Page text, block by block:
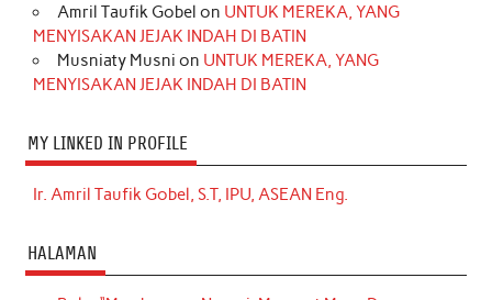
Amril Taufik Gobel on UNTUK MEREKA, YANG
MENYISAKAN JEJAK INDAH DI BATIN
Musniaty Musni on UNTUK MEREKA, YANG
MENYISAKAN JEJAK INDAH DI BATIN
MY LINKED IN PROFILE
Ir. Amril Taufik Gobel, S.T, IPU, ASEAN Eng.
HALAMAN